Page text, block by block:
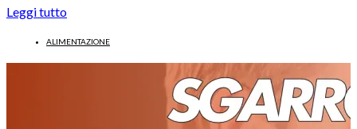
Leggi tutto
ALIMENTAZIONE